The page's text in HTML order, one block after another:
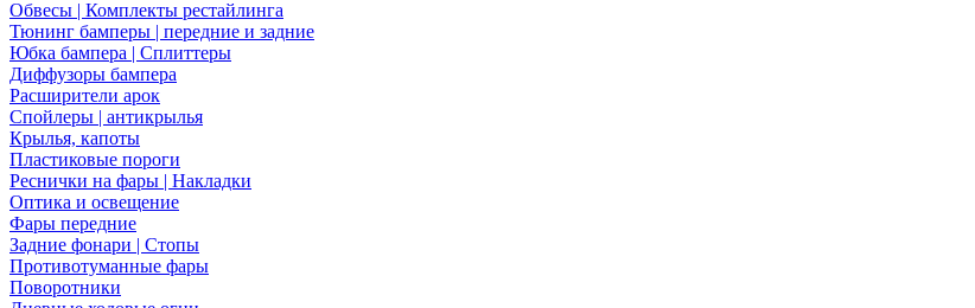
Обвесы | Комплекты рестайлинга
Тюнинг бамперы | передние и задние
Юбка бампера | Сплиттеры
Диффузоры бампера
Расширители арок
Спойлеры | антикрылья
Крылья, капоты
Пластиковые пороги
Реснички на фары | Накладки
Оптика и освещение
Фары передние
Задние фонари | Стопы
Противотуманные фары
Поворотники